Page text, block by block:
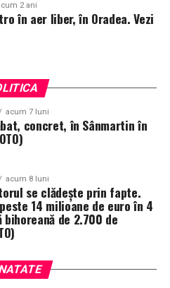
2 ani
în aer liber, în Oradea. Vezi
acum 7 luni
concret, în Sânmartin în
acum 8 luni
se clădește prin fapte.
14 milioane de euro în 4
bihoreană de 2.700 de